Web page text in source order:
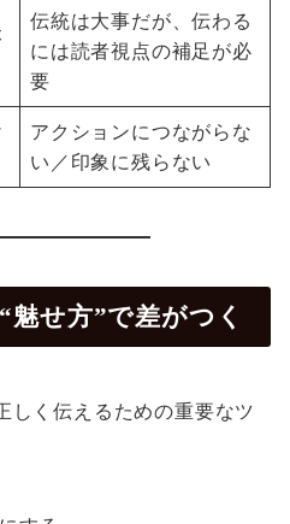
伝統は大事だが、伝わる
には読者視点の補足が必
要
アクションにつながらな
い／印象に残らない
魅せ方”で差がつく
しく伝えるための重要なツ